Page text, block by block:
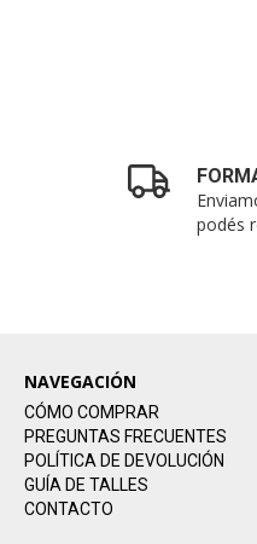
podés
NAVEGACIÓN
CÓMO COMPRAR
PREGUNTAS FRECUENTES
POLÍTICA DE DEVOLUCIÓN
GUÍA DE TALLES
CONTACTO